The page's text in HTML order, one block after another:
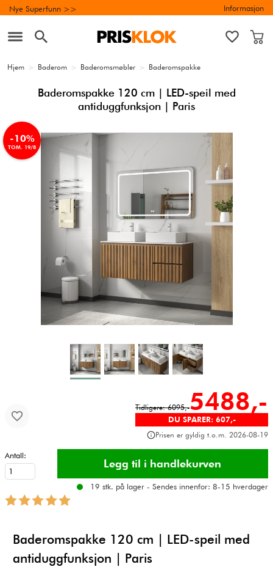
Nye Superfunn >> Informasjon
Hjem > Baderom > Baderomsmøbler > Baderomspakke
Baderomspakke 120 cm | LED-speil med
antiduggfunksjon | Paris
-10%
TOM. 19/8
Tidligere: 6095,-5488,-
DU SPARER: 607,-
Prisen er gyldig t.o.m. 2026-08-19
Antall:
19 stk. på lager - Sendes innenfor: 8-15 hverdager
Baderomspakke 120 cm | LED-speil med
antiduggfunksjon | Paris